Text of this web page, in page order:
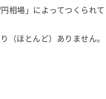
場」によってつくられて
（ほとんど）ありません。